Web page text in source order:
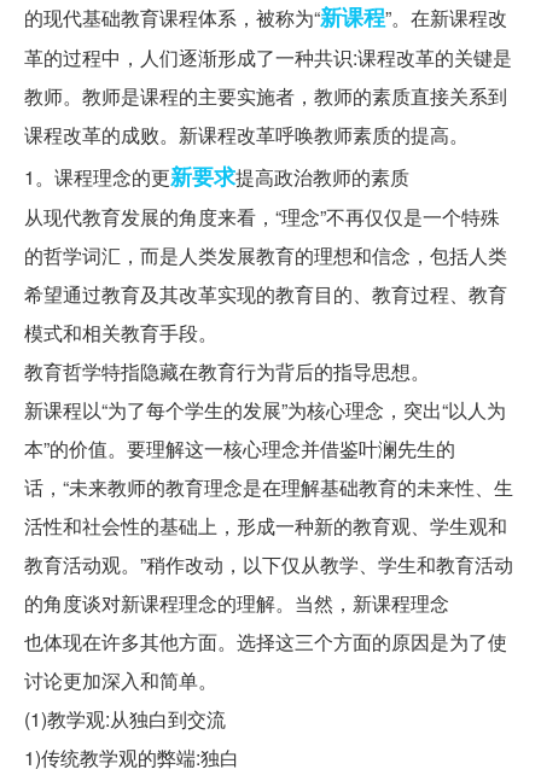
的现代基础教育课程体系，被称为“新课程”。在新课程改
革的过程中，人们逐渐形成了一种共识:课程改革的关键是
教师。教师是课程的主要实施者，教师的素质直接关系到
课程改革的成败。新课程改革呼唤教师素质的提高。
1。课程理念的更新要求提高政治教师的素质
从现代教育发展的角度来看，“理念”不再仅仅是一个特殊
的哲学词汇，而是人类发展教育的理想和信念，包括人类
希望通过教育及其改革实现的教育目的、教育过程、教育
模式和相关教育手段。
教育哲学特指隐藏在教育行为背后的指导思想。
新课程以“为了每个学生的发展”为核心理念，突出“以人为
本”的价值。要理解这一核心理念并借鉴叶澜先生的
话，“未来教师的教育理念是在理解基础教育的未来性、生
活性和社会性的基础上，形成一种新的教育观、学生观和
教育活动观。”稍作改动，以下仅从教学、学生和教育活动
的角度谈对新课程理念的理解。当然，新课程理念
也体现在许多其他方面。选择这三个方面的原因是为了使
讨论更加深入和简单。
(1)教学观:从独白到交流
1)传统教学观的弊端:独白